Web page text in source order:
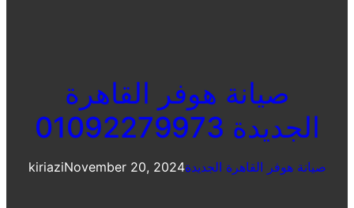
صيانة هوفر القاهرة
الجديدة 01092279973
kiriaziNovember 20, 2024صيانة هوفر القاهرة الجديدة